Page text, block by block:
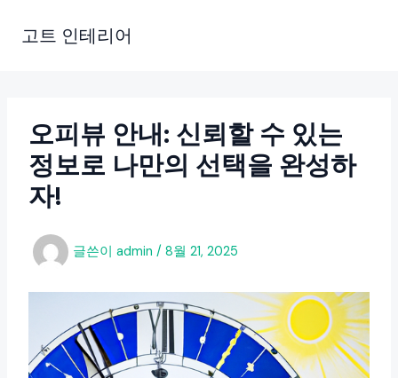
고트 인테리어
오피뷰 안내: 신뢰할 수 있는
정보로 나만의 선택을 완성하
자!
글쓴이 admin / 8월 21, 2025